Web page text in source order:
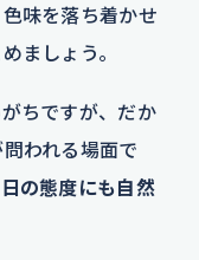
味を落ち着かせ
ましょう。
ちですが、だか
われる場面で
の態度にも自然